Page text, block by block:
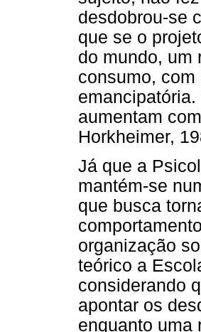
desdobrou-se
que se o
do mundo, um
consumo,
aumentam
Horkheimer,
Já que a
mantém-se
que busca
organização
teórico a
considerando
apontar os
enquanto uma